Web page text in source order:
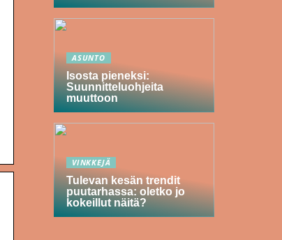
ASUNTO
Isosta pieneksi:
Suunnitteluohjeita
muuttoon
VINKKEJÄ
Tulevan kesän trendit
puutarhassa: oletko jo
kokeillut näitä?